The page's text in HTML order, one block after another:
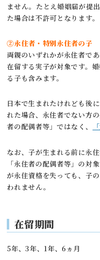
ません。たとえ婚姻届が提
た場合は不許可となります。
②永住者・特別永住者の子
両親のいずれかが永住者で
在留する実子が対象です。
る子も含みます。
日本で生まれたけれども後
れた場合、永住者でない方
者の配偶者等」ではなく、
なお、子が生まれる前に永
「永住者の配偶者等」の対
が永住資格を失っても、子
われません。
在留期間
5年、3年、1年、6ヵ月